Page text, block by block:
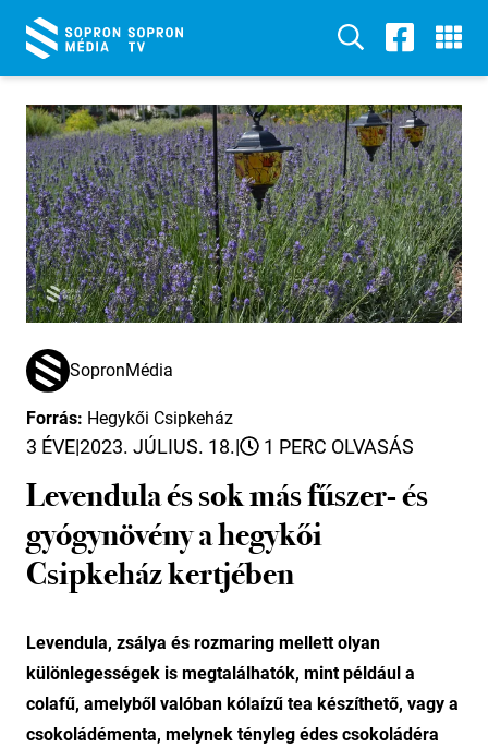
SopronMédia
Forrás: Hegykői Csipkeház
3 ÉVE|2023. JÚLIUS. 18.| 1 PERC OLVASÁS
Levendula és sok más fűszer- és
gyógynövény a hegykői
Csipkeház kertjében
Levendula, zsálya és rozmaring mellett olyan
különlegességek is megtalálhatók, mint például a
colafű, amelyből valóban kólaízű tea készíthető, vagy a
csokoládémenta, melynek tényleg édes csokoládéra